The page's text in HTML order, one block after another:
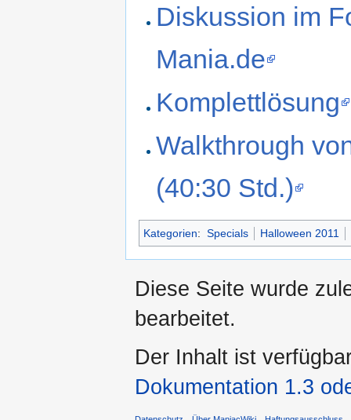
Diskussion im
Mania.de
Komplettlösung
Walkthrough
(40:30 Std.)
Kategorien: Specials Halloween 2011
Diese Seite wurde
bearbeitet.
Der Inhalt ist
Dokumentation 1.3